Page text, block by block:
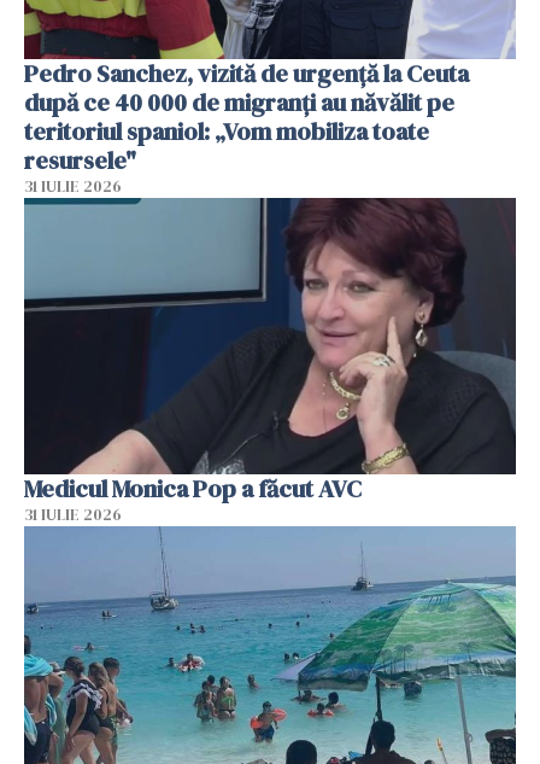
Pedro Sanchez, vizită de urgență la Ceuta
după ce 40 000 de migranți au năvălit pe
teritoriul spaniol: „Vom mobiliza toate
resursele"
31 IULIE 2026
Medicul Monica Pop a făcut AVC
31 IULIE 2026